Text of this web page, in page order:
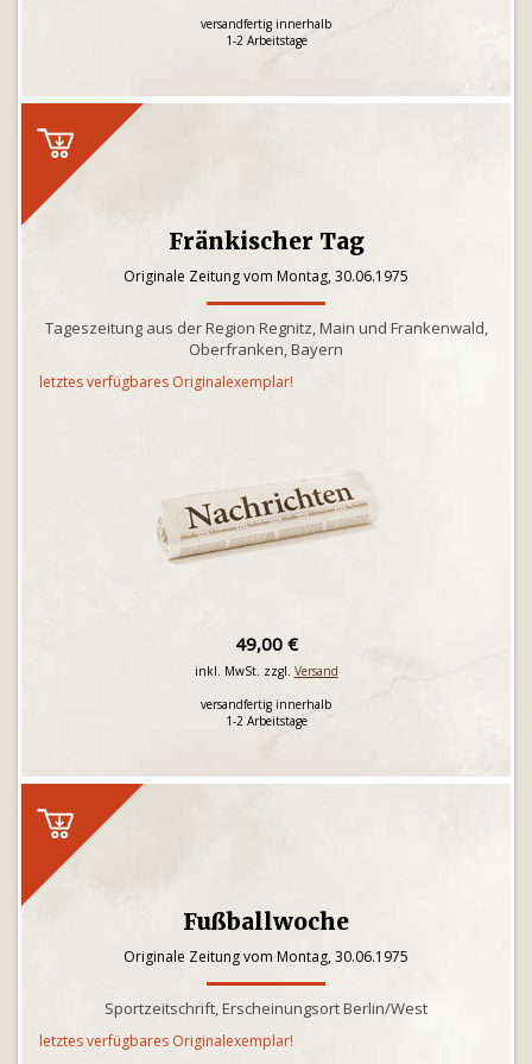
versandfertig innerhalb
1-2 Arbeitstage
Fränkischer Tag
Originale Zeitung vom Montag, 30.06.1975
Tageszeitung aus der Region Regnitz, Main und Frankenwald,
Oberfranken, Bayern
letztes verfügbares Originalexemplar!
49,00 €
inkl. MwSt. zzgl. Versand
versandfertig innerhalb
1-2 Arbeitstage
Fußballwoche
Originale Zeitung vom Montag, 30.06.1975
Sportzeitschrift, Erscheinungsort Berlin/West
letztes verfügbares Originalexemplar!